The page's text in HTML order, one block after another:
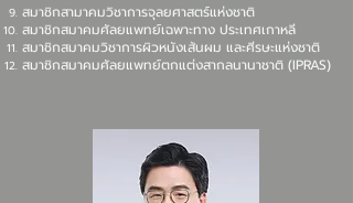
สมาชิกสามาคมวิชาการจุลยศาสตร์แห่งชาติ
สมาชิกสมาคมศัลยแพทย์เฉพาะทาง ประเทศเกาหลี
สมาชิกสมาคมวิชาการผิวหนังเส้นผม และศีรษะแห่งชาติ
สมาชิกสมาคมศัลยแพทย์ตกแต่งสากลนานาชาติ (IPRAS)